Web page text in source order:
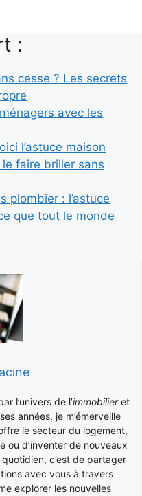
:
cesse ? Les secrets
avec les
l’astuce maison
faire briller sans
plombier : l’astuce
que tout le monde
l’univers de l’immobilieret
années, je m’émerveille
le secteur du logement,
ou d’inventer de nouveaux
c’est de partager
avec vous à travers
explorer les nouvelles